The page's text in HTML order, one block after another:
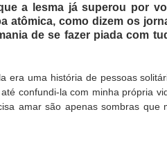
a lesma já superou por
atômica, como dizem os
de se fazer piada com
era uma história de pessoas
confundi-la com minha própria
amar são apenas sombras que